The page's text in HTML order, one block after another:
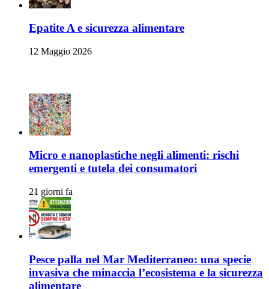
Epatite A e sicurezza alimentare
12 Maggio 2026
Micro e nanoplastiche negli alimenti: rischi
emergenti e tutela dei consumatori
21 giorni fa
Pesce palla nel Mar Mediterraneo: una specie
invasiva che minaccia l’ecosistema e la sicurezza
alimentare